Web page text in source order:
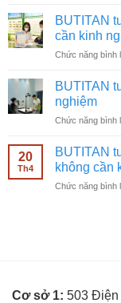
BUTITAN
cần kinh
Chức năng bình
BUTITAN
nghiệm
Chức năng bình
20
Th4
BUTITAN
không cần
Chức năng bình
Cơ sở 1: 503 Điện